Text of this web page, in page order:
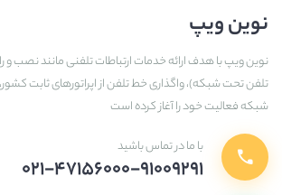
نوین ویپ
نوین ویپ با هدف ارائه خدمات ارتباطات تلفنی مانند نصب و
تلفن تحت شبکه)، واگذاری خط تلفن از اپراتورهای ثابت
شبکه فعالیت خود را آغاز کرده است
با ما در تماس باشید
۰۲۱-۴۷۱۵۶۰۰۰-۹۱۰۰۹۲۹۱